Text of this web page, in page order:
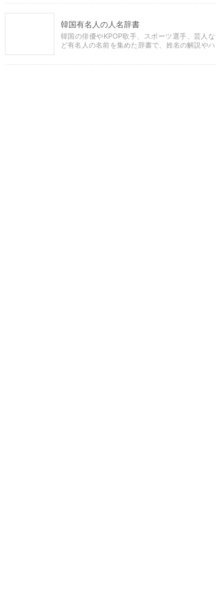
韓国有名人の人名辞書
韓国の俳優やKPOP歌手、スポーツ選手、芸人な
ど有名人の名前を集めた辞書で、姓名の解説やハ
す。